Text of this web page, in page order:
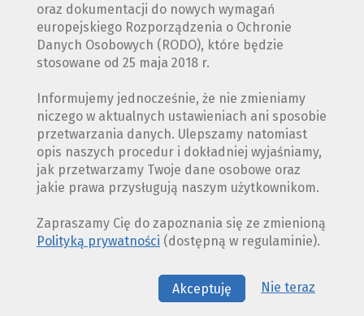
oraz dokumentacji do nowych wymagań
europejskiego Rozporządzenia o Ochronie
Danych Osobowych (RODO), które będzie
stosowane od 25 maja 2018 r.
Informujemy jednocześnie, że nie zmieniamy
niczego w aktualnych ustawieniach ani sposobie
przetwarzania danych. Ulepszamy natomiast
opis naszych procedur i dokładniej wyjaśniamy,
jak przetwarzamy Twoje dane osobowe oraz
jakie prawa przysługują naszym użytkownikom.
Zapraszamy Cię do zapoznania się ze zmienioną
Polityką prywatności (dostępną w regulaminie).
Akceptuję Nie teraz